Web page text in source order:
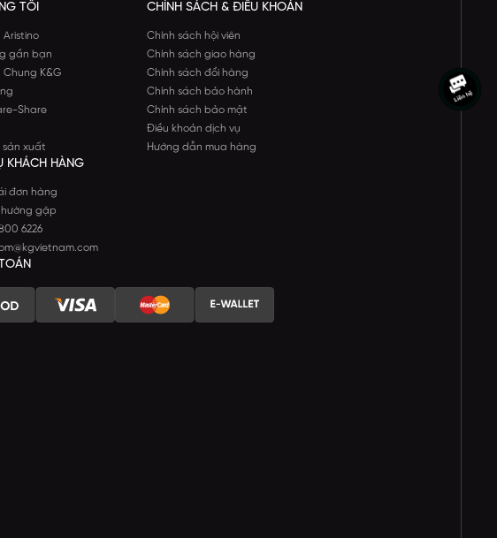
TÔI
Aristino
gần bạn
Chung K&G
Share
sản xuất
CHÍNH SÁCH & ĐIỀU KHOẢN
Chính sách hội viên
Chính sách giao hàng
Chính sách đổi hàng
Chính sách bảo hành
Chính sách bảo mật
Điều khoản dịch vụ
Hướng dẫn mua hàng
KHÁCH HÀNG
đơn hàng
gặp
6226